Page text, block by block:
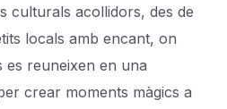
culturals acollidors, des de
locals amb encant, on
es reuneixen en una
crear moments màgics a